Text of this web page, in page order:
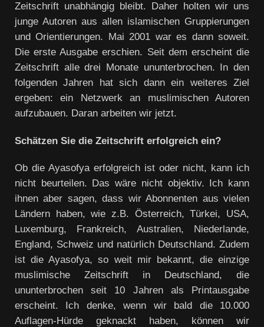
Zeitschrift unabhängig bleibt. Daher holten wir uns
junge Autoren aus allen islamischen Gruppierungen
und Orientierungen. Mai 2001 war es dann soweit.
Die erste Ausgabe erschien. Seit dem erscheint die
Zeitschrift alle drei Monate ununterbrochen. In den
folgenden Jahren hat sich dann ein weiteres Ziel
ergeben: ein Netzwerk an muslimischen Autoren
aufzubauen. Daran arbeiten wir jetzt.
Schätzen Sie die Zeitschrift erfolgreich ein?
Ob die Ayasofya erfolgreich ist oder nicht, kann ich
nicht beurteilen. Das wäre nicht objektiv. Ich kann
ihnen aber sagen, dass wir Abonnenten aus vielen
Ländern haben, wie z.B. Österreich, Türkei, USA,
Luxemburg, Frankreich, Australien, Niederlande,
England, Schweiz und natürlich Deutschland. Zudem
ist die Ayasofya, so weit mir bekannt, die einzige
muslimische Zeitschrift in Deutschland, die
ununterbrochen seit 10 Jahren als Printausgabe
erscheint. Ich denke, wenn wir bald die 10.000
Auflagen-Hürde geknackt haben, können wir